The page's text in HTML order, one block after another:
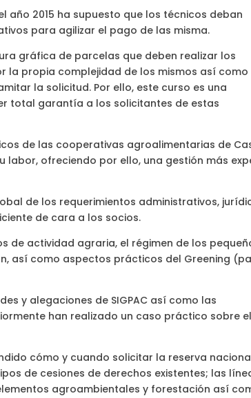
año 2015 ha supuesto que los técnicos deban
para agilizar el pago de las misma.
gráfica de parcelas que deben realizar los
la propia complejidad de los mismos así como
la solicitud. Por ello, este curso es una
total garantía a los solicitantes de estas
de las cooperativas agroalimentarias de
labor, ofreciendo por ello, una gestión más
de los requerimientos administrativos,
de cara a los socios.
de actividad agraria, el régimen de los
así como aspectos prácticos del Greening
y alegaciones de SIGPAC así como las
han realizado un caso práctico sobre el
cómo y cuando solicitar la reserva
de cesiones de derechos existentes; las
agroambientales y forestación así